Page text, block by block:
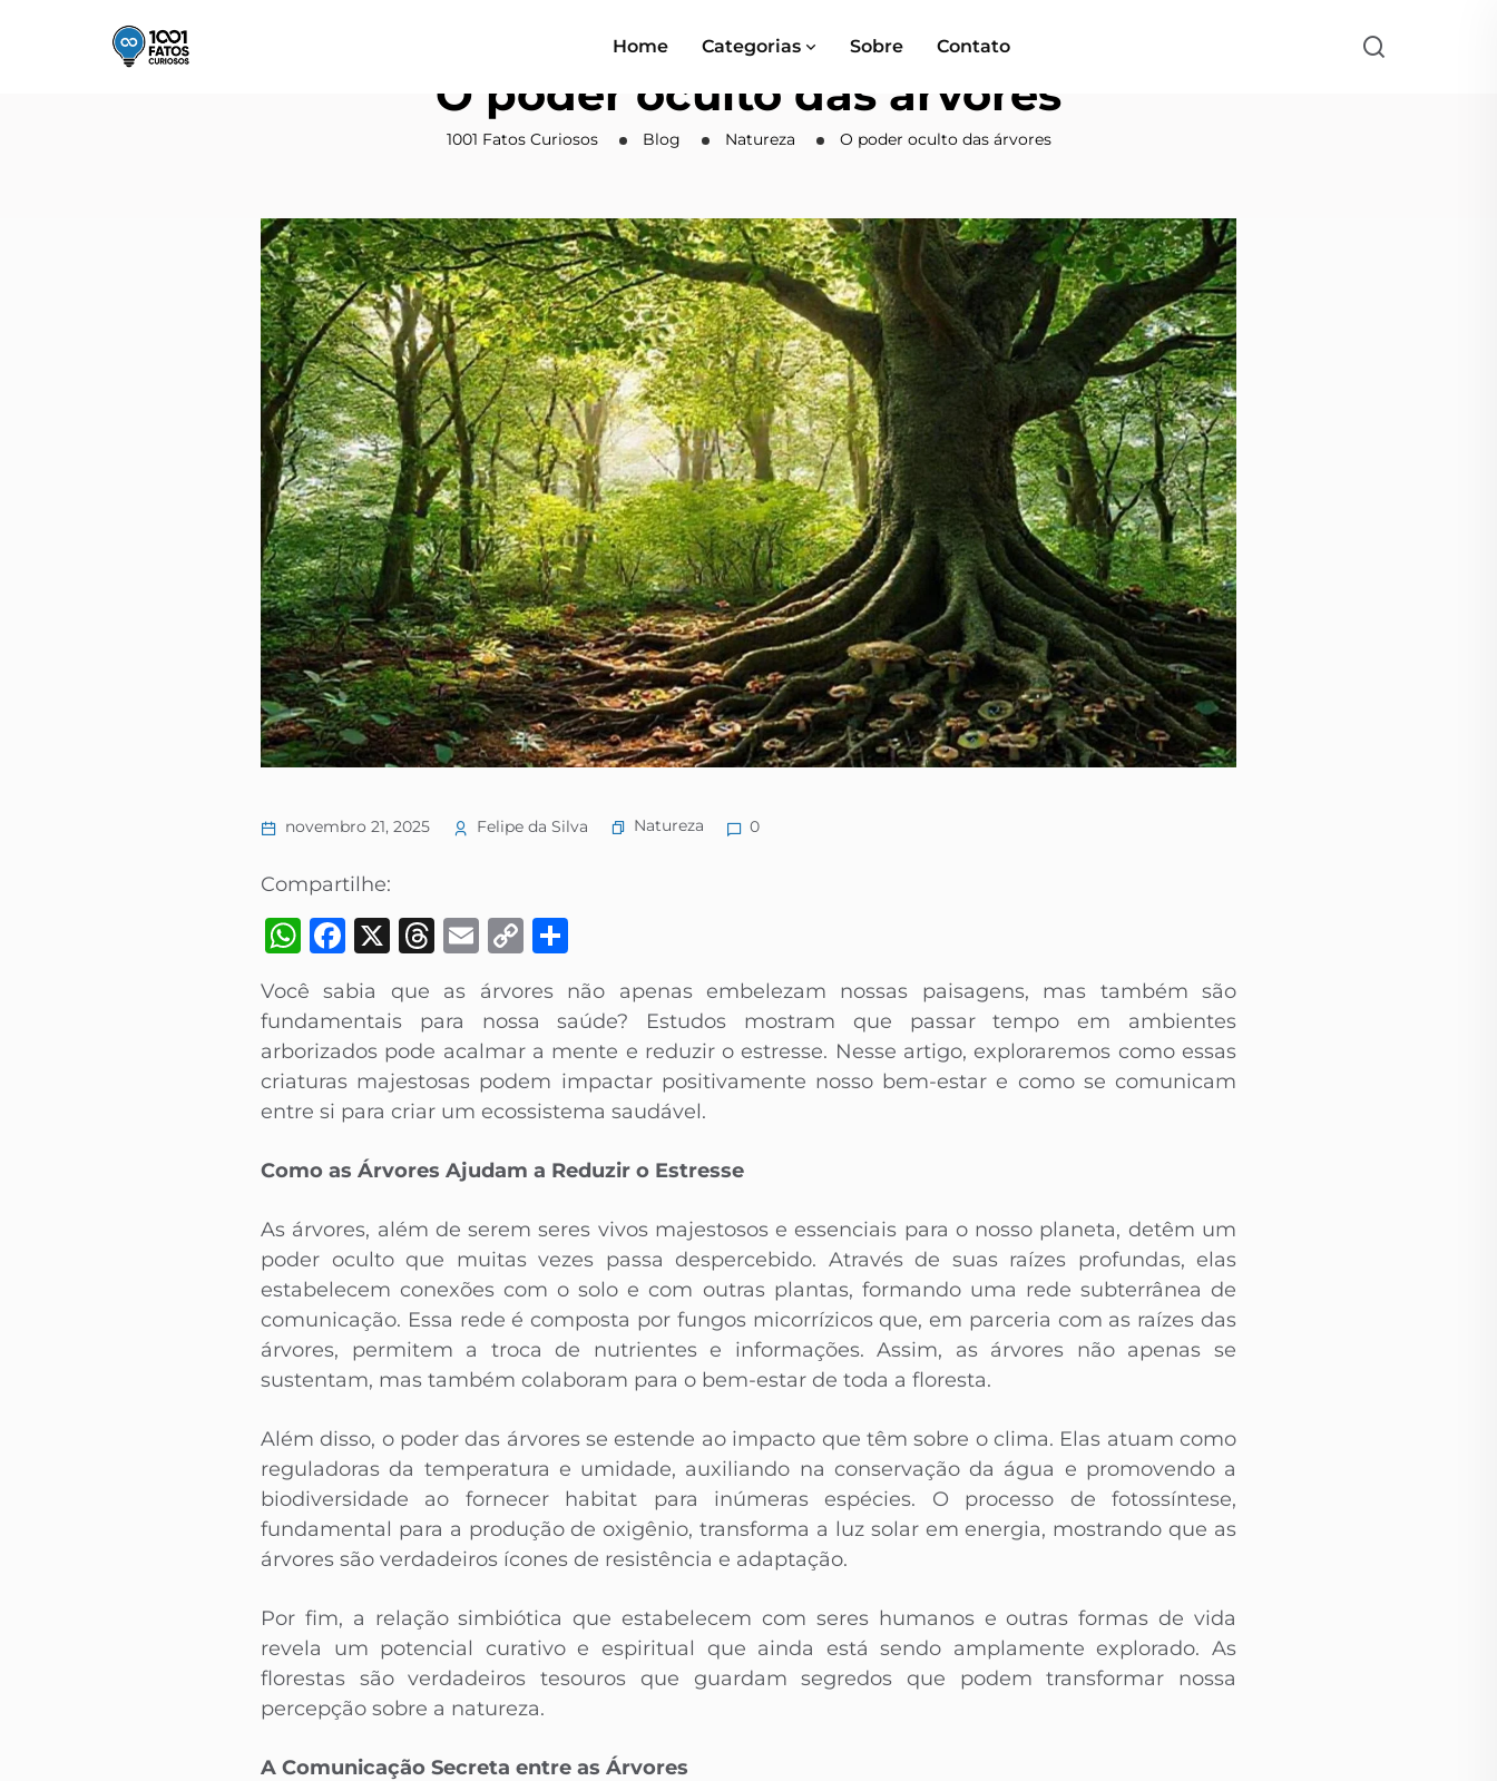
Home Categorias Sobre Contato
O poder oculto das árvores
1001 Fatos Curiosos Blog Natureza O poder oculto das árvores
novembro 21, 2025 Felipe da Silva Natureza 0
Compartilhe:
WhatsApp
Facebook
X Threads
Email
Copy
Você sabia que as árvores não apenas embelezam nossas paisagens, mas também são
fundamentais para nossa saúde? Estudos mostram que passar tempo em ambientes
arborizados pode acalmar a mente e reduzir o estresse. Nesse artigo, exploraremos como essas
criaturas majestosas podem impactar positivamente nosso bem-estar e como se comunicam
entre si para criar um ecossistema saudável.
Como as Árvores Ajudam a Reduzir o Estresse
As árvores, além de serem seres vivos majestosos e essenciais para o nosso planeta, detêm um
poder oculto que muitas vezes passa despercebido. Através de suas raízes profundas, elas
estabelecem conexões com o solo e com outras plantas, formando uma rede subterrânea de
comunicação. Essa rede é composta por fungos micorrízicos que, em parceria com as raízes das
árvores, permitem a troca de nutrientes e informações. Assim, as árvores não apenas se
sustentam, mas também colaboram para o bem-estar de toda a floresta.
Além disso, o poder das árvores se estende ao impacto que têm sobre o clima. Elas atuam como
reguladoras da temperatura e umidade, auxiliando na conservação da água e promovendo a
biodiversidade ao fornecer habitat para inúmeras espécies. O processo de fotossíntese,
fundamental para a produção de oxigênio, transforma a luz solar em energia, mostrando que as
árvores são verdadeiros ícones de resistência e adaptação.
Por fim, a relação simbiótica que estabelecem com seres humanos e outras formas de vida
revela um potencial curativo e espiritual que ainda está sendo amplamente explorado. As
florestas são verdadeiros tesouros que guardam segredos que podem transformar nossa
percepção sobre a natureza.
A Comunicação Secreta entre as Árvores